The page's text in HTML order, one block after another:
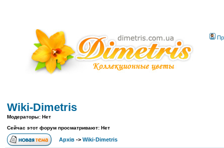
Wiki-Dimetris
Модераторы: Нет
Сейчас этот форум просматривают: Нет
Архів -> Wiki-Dimetris